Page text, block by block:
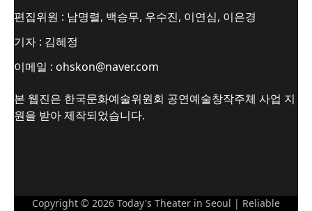
편집위원 : 남명렬, 백승무, 우수진, 이연심, 이은경
기자 : 김혜정
이메일 : ohskon@naver.com
본 웹진은 한국문화예술위원회 공연예술창작주체 사업 지
원을 받아 제작되었습니다.
Copyright © 2026 Today's Theater in Seoul | Reliable